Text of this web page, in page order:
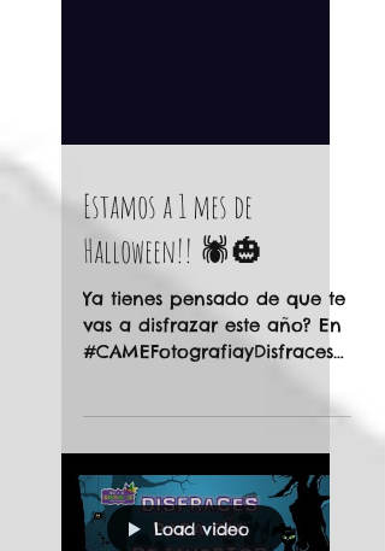
Estamos a 1 mes de
Halloween!! 🕷️🎃
Ya tienes pensado de que te
vas a disfrazar este año? En
tenemos una gran variedad